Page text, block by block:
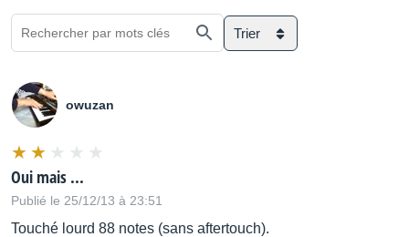
Trier
owuzan
Oui mais ...
Publié le 25/12/13 à 23:51
Touché lourd 88 notes (sans aftertouch).